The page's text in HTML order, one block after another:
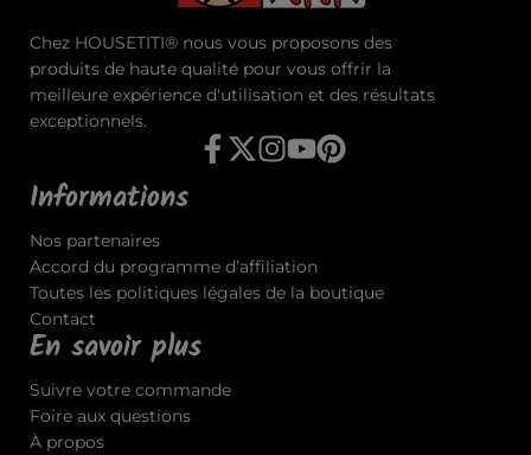
Chez HOUSETITI® nous vous proposons des
produits de haute qualité pour vous offrir la
meilleure expérience d'utilisation et des résultats
exceptionnels.
Informations
Nos partenaires
Accord du programme d’affiliation
Toutes les politiques légales de la boutique
Contact
En savoir plus
Suivre votre commande
Foire aux questions
À propos